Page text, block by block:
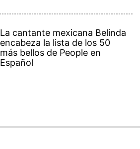
La cantante mexicana Belinda
encabeza la lista de los 50
más bellos de People en
Español